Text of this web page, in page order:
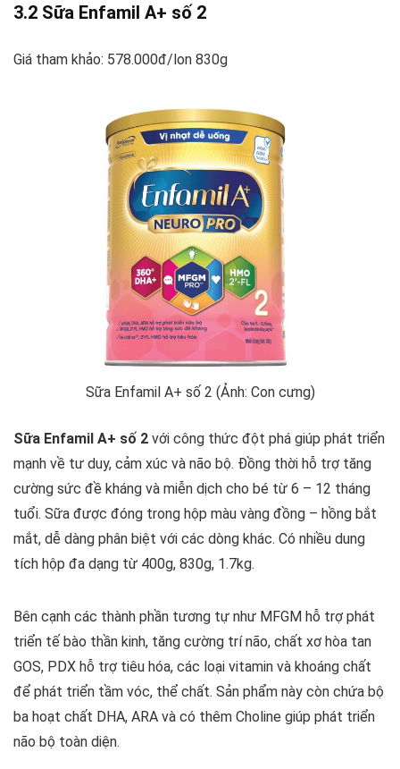
3.2 Sữa Enfamil A+ số 2
Giá tham khảo: 578.000đ/lon 830g
Sữa Enfamil A+ số 2 (Ảnh: Con cưng)
Sữa Enfamil A+ số 2 với công thức đột phá giúp phát triển
mạnh về tư duy, cảm xúc và não bộ. Đồng thời hỗ trợ tăng
cường sức đề kháng và miễn dịch cho bé từ 6 – 12 tháng
tuổi. Sữa được đóng trong hộp màu vàng đồng – hồng bắt
mắt, dễ dàng phân biệt với các dòng khác. Có nhiều dung
tích hộp đa dạng từ 400g, 830g, 1.7kg.
Bên cạnh các thành phần tương tự như MFGM hỗ trợ phát
triển tế bào thần kinh, tăng cường trí não, chất xơ hòa tan
GOS, PDX hỗ trợ tiêu hóa, các loại vitamin và khoáng chất
để phát triển tầm vóc, thể chất. Sản phẩm này còn chứa bộ
ba hoạt chất DHA, ARA và có thêm Choline giúp phát triển
não bộ toàn diện.